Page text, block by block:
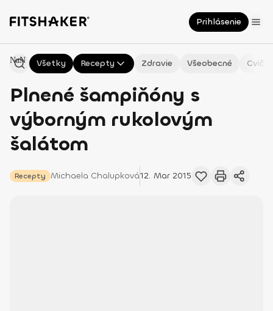
Prihlásenie
Všetky Recepty Zdravie Všeobecné
Plnené šampiňóny s
výborným rukolovým
šalátom
Recepty Michaela Chalupková12. Mar 2015
NaN